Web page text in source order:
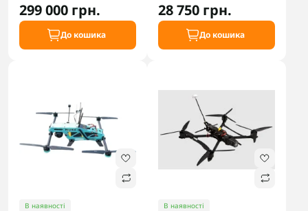
299 000 грн.
До кошика
28 750 грн.
До кошика
В наявності В наявності